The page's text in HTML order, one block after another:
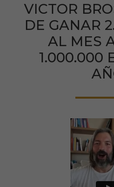
VICTOR
DE GANAR
AL MES
1.000.000